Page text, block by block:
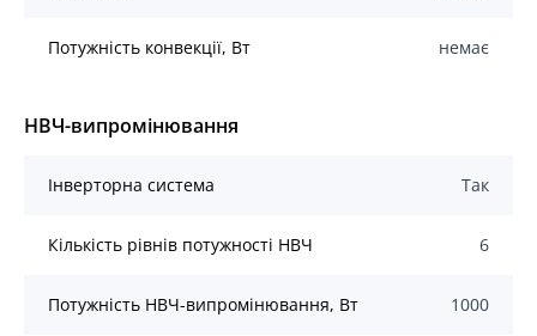
Потужність конвекції, Вт немає
НВЧ-випромінювання
Інверторна система Так
Кількість рівнів потужності НВЧ 6
Потужність НВЧ-випромінювання, Вт 1000